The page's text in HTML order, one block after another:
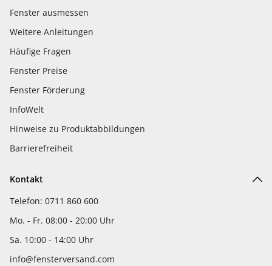
Fenster ausmessen
Weitere Anleitungen
Häufige Fragen
Fenster Preise
Fenster Förderung
InfoWelt
Hinweise zu Produktabbildungen
Barrierefreiheit
Kontakt
Telefon: 0711 860 600
Mo. - Fr. 08:00 - 20:00 Uhr
Sa. 10:00 - 14:00 Uhr
info@fensterversand.com